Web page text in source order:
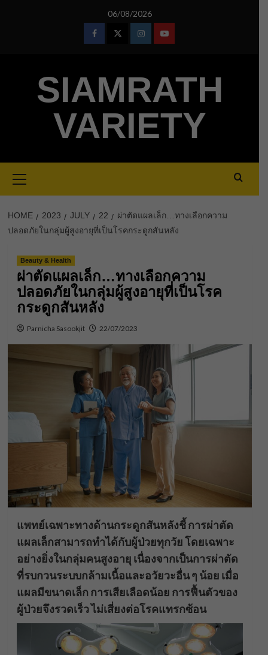
06/08/2026
FacebookTwitterInstagramYoutube
SIAMRATH
VARIETY
Menu
HOME 2023 JULY 22
ผ่าตัดแผลเล็ก…ทางเลือกความ
ปลอดภัยในกลุ่มผู้สูงอายุที่เป็นโรคกระดูกสันหลัง
Beauty & Health
ผ่าตัดแผลเล็ก…ทางเลือกความ
ปลอดภัยในกลุ่มผู้สูงอายุที่เป็นโรค
กระดูกสันหลัง
Parnicha Sasookjit 22/07/2023
แพทย์เฉพาะทางด้านกระดูกสันหลังชี้ การผ่าตัด
แผลเล็กสามารถทำได้กับผู้ป่วยทุกวัย โดยเฉพาะ
อย่างยิ่งในกลุ่มคนสูงอายุ เนื่องจากเป็นการผ่าตัด
ที่รบกวนระบบกล้ามเนื้อและอวัยวะอื่น ๆ น้อย เมื่อ
แผลมีขนาดเล็ก การเสียเลือดน้อย การฟื้นตัวของ
ผู้ป่วยจึงรวดเร็ว ไม่เสี่ยงต่อโรคแทรกซ้อน